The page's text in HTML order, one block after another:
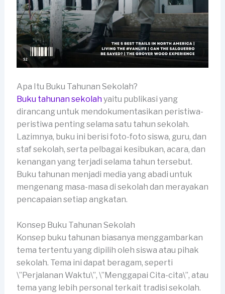
Apa Itu Buku Tahunan Sekolah?
Buku tahunan sekolahyaitu publikasi yang
dirancang untuk mendokumentasikan peristiwa-
peristiwa penting selama satu tahun sekolah.
Lazimnya, buku ini berisi foto-foto siswa, guru, dan
staf sekolah, serta pelbagai kesibukan, acara, dan
kenangan yang terjadi selama tahun tersebut.
Buku tahunan menjadi media yang abadi untuk
mengenang masa-masa di sekolah dan merayakan
pencapaian setiap angkatan.
Konsep Buku Tahunan Sekolah
Konsep buku tahunan biasanya menggambarkan
tema tertentu yang dipilih oleh siswa atau pihak
sekolah. Tema ini dapat beragam, seperti
\”Perjalanan Waktu\”, \”Menggapai Cita-cita\”, atau
tema yang lebih personal terkait tradisi sekolah.